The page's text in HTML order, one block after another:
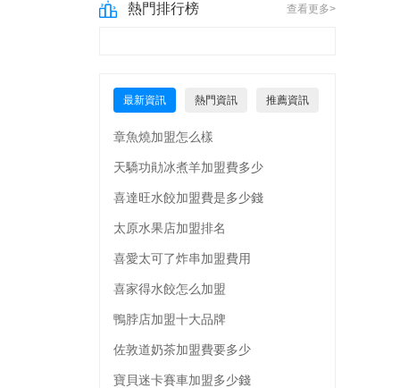
熱門排行榜 查看更多>
最新資訊 熱門資訊 推薦資訊
章魚燒加盟怎么樣
天驕功勛冰煮羊加盟費多少
喜達旺水餃加盟費是多少錢
太原水果店加盟排名
喜愛太可了炸串加盟費用
喜家得水餃怎么加盟
鴨脖店加盟十大品牌
佐敦道奶茶加盟費要多少
寶貝迷卡賽車加盟多少錢